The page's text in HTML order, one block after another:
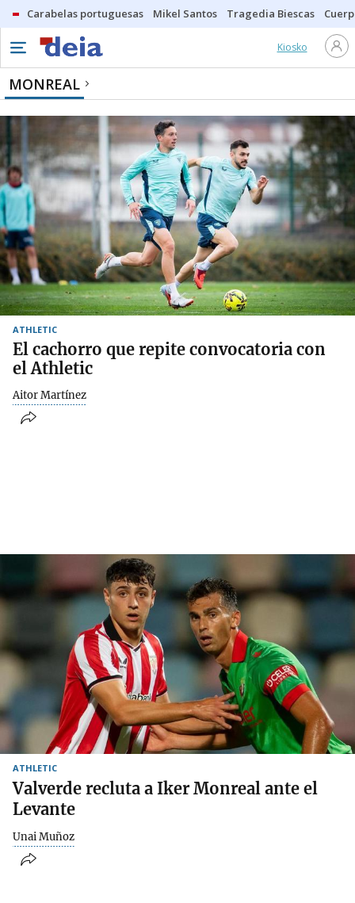
Carabelas portuguesas Mikel Santos Tragedia Biescas
Kiosko
MONREAL
ATHLETIC
El cachorro que repite convocatoria con
el Athletic
Aitor Martínez
ATHLETIC
Valverde recluta a Iker Monreal ante el
Levante
Unai Muñoz